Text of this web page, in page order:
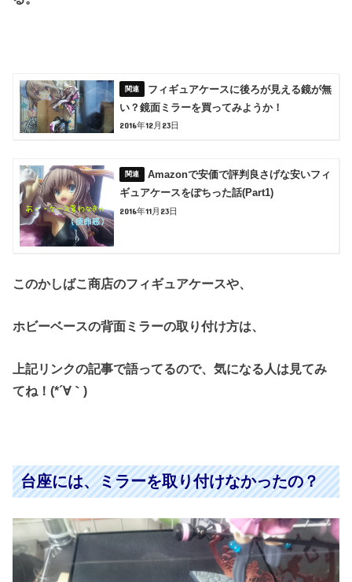
フィギュアケースに後ろが見える鏡が無
い？鏡面ミラーを買ってみようか！
2016年12月23日
Amazonで安価で評判良さげな安いフィ
ギュアケースをぽちった話(Part1)
2016年11月23日
このかしばこ商店のフィギュアケースや、
ホビーベースの背面ミラーの取り付け方は、
上記リンクの記事で語ってるので、気になる人は見てみ
てね！(*´∀｀)
台座には、ミラーを取り付けなかったの？